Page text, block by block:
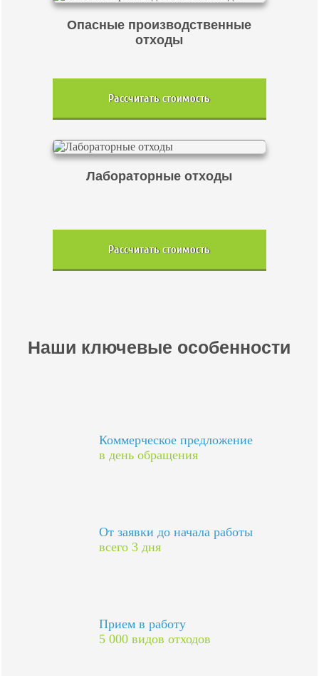
Опасные производственные
отходы
Рассчитать стоимость
Лабораторные отходы
Рассчитать стоимость
Наши ключевые особенности
Коммерческое предложение
в день обращения
От заявки до начала работы
всего 3 дня
Прием в работу
5 000 видов отходов